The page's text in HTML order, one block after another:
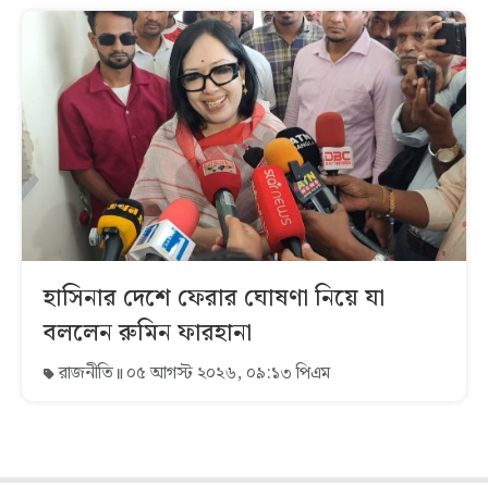
হাসিনার দেশে ফেরার ঘোষণা নিয়ে যা
বললেন রুমিন ফারহানা
রাজনীতি ০৫ আগস্ট ২০২৬, ০৯:১৩ পিএম